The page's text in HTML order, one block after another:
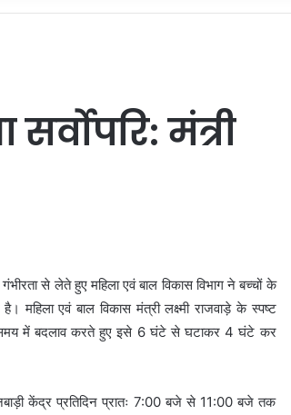
मंत्री
से लेते हुए महिला एवं बाल विकास विभाग ने बच्चों के
महिला एवं बाल विकास मंत्री लक्ष्मी राजवाड़े के स्पष्ट
समय में बदलाव करते हुए इसे 6 घंटे से घटाकर 4 घंटे कर
केंद्र प्रतिदिन प्रातः 7:00 बजे से 11:00 बजे तक